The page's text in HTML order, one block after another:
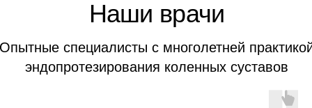
ОТ 430 000₽
Послеоперационное
наблюдение